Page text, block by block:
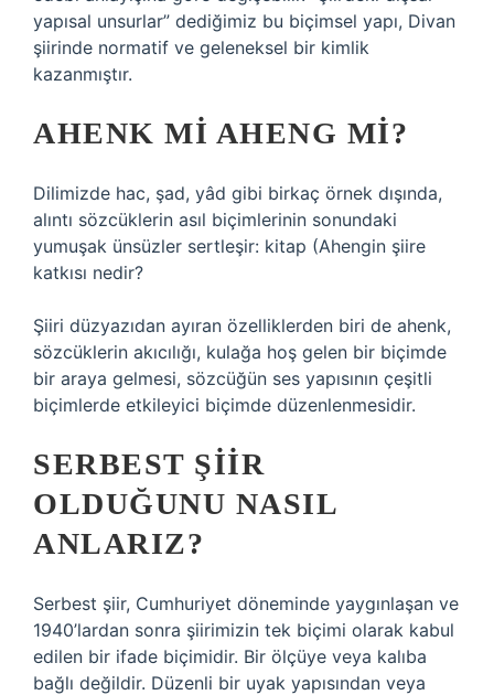
yapısal unsurlar” dediğimiz bu biçimsel yapı, Divan
şiirinde normatif ve geleneksel bir kimlik
kazanmıştır.
AHENK MI AHENG MI?
Dilimizde hac, şad, yâd gibi birkaç örnek dışında,
alıntı sözcüklerin asıl biçimlerinin sonundaki
yumuşak ünsüzler sertleşir: kitap (Ahengin şiire
katkısı nedir?
Şiiri düzyazıdan ayıran özelliklerden biri de ahenk,
sözcüklerin akıcılığı, kulağa hoş gelen bir biçimde
bir araya gelmesi, sözcüğün ses yapısının çeşitli
biçimlerde etkileyici biçimde düzenlenmesidir.
SERBEST ŞIIR
OLDUĞUNU NASIL
ANLARIZ?
Serbest şiir, Cumhuriyet döneminde yaygınlaşan ve
1940’lardan sonra şiirimizin tek biçimi olarak kabul
edilen bir ifade biçimidir. Bir ölçüye veya kalıba
bağlı değildir. Düzenli bir uyak yapısından veya